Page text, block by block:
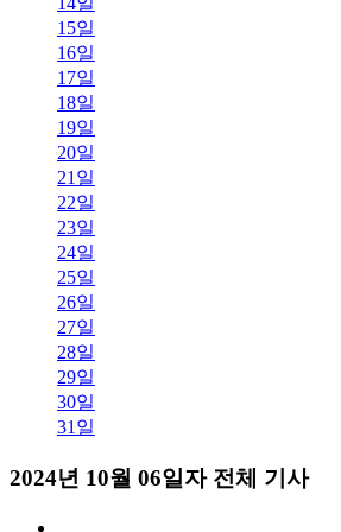
15일
16일
17일
18일
19일
20일
21일
22일
23일
24일
25일
26일
27일
28일
29일
30일
31일
2024년 10월 06일자 전체 기사